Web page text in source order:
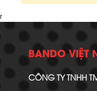
r
BANDO VIỆT
CÔNG TY TNHH